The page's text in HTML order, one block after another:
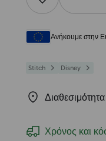
Ανήκουμε στην
Stitch Disney
Χρόνος και